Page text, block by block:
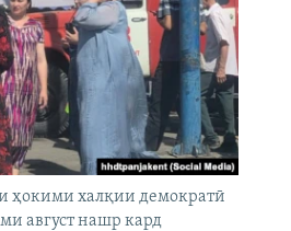
ҳокими халқии демократӣ
август нашр кард